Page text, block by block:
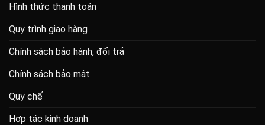
Hình thức thanh toán
Quy trình giao hàng
Chính sách bảo hành, đổi trả
Chính sách bảo mật
Quy chế
Hợp tác kinh doanh